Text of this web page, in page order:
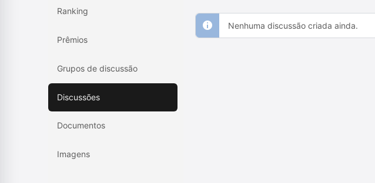
Ranking
Prêmios
Grupos de discussão
Discussões
Documentos
Imagens
Nenhuma discussão criada ainda.